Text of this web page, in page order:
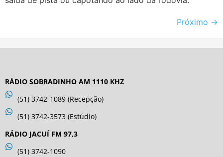
Próximo →
RÁDIO SOBRADINHO AM 1110 KHZ
(51) 3742-1089 (Recepção)
(51) 3742-3573 (Estúdio)
RÁDIO JACUÍ FM 97,3
(51) 3742-1090